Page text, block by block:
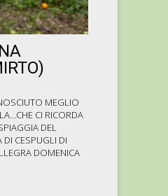
MEGLIO
CI RICORDA
DEL
DI CESPUGLI DI
DOMENICA